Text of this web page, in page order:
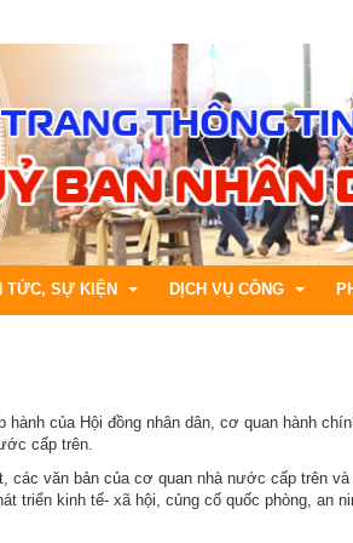
luật
TỨC, SỰ KIỆN
tin văn hóa, xã hội
tin khoa học, kỹ thuật
DỊCH VỤ CÔNG
CSDL Quốc gia về TTHC
hành của Hội đồng nhân dân, cơ quan hành
cấp trên.
các văn bản của cơ quan nhà nước cấp trên
triển kinh tế- xã hội, củng cố quốc phòng, an